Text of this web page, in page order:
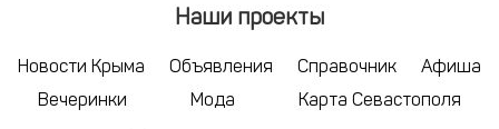
Наши проекты
Новости Крыма Объявления Справочник
Афиша
Вечеринки
Мода Карта Севастополя